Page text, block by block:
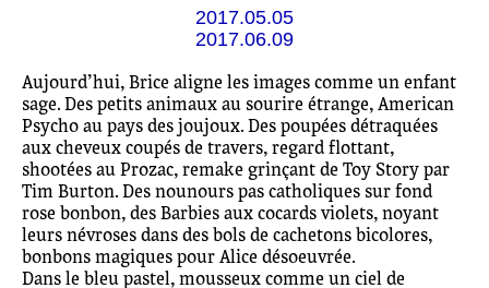
2017.05.05
2017.06.09
Aujourd’hui, Brice aligne les images comme un enfant
sage. Des petits animaux au sourire étrange, American
Psycho au pays des joujoux. Des poupées détraquées
aux cheveux coupés de travers, regard flottant,
shootées au Prozac, remake grinçant de Toy Story par
Tim Burton. Des nounours pas catholiques sur fond
rose bonbon, des Barbies aux cocards violets, noyant
leurs névroses dans des bols de cachetons bicolores,
bonbons magiques pour Alice désoeuvrée.
Dans le bleu pastel, mousseux comme un ciel de